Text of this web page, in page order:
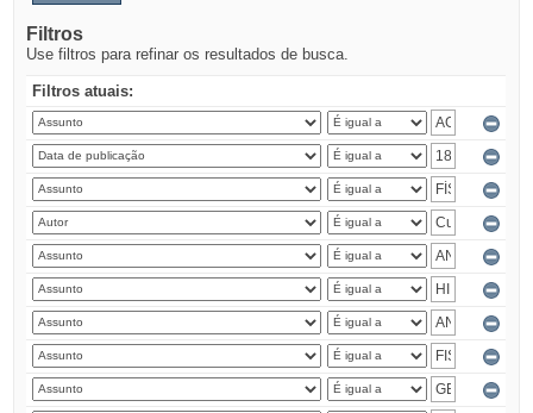
Filtros
Use filtros para refinar os resultados de busca.
Filtros atuais: